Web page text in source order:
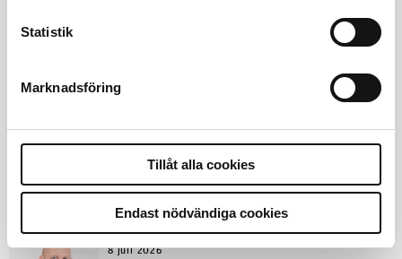
Statistik
Marknadsföring
Tillåt alla cookies
Endast nödvändiga cookies
Slutreplik:Det handlar om
kunskapsstyrning – inte om
forskarnas motiv
8 juli 2026